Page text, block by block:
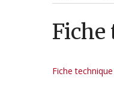
Fiche
Fiche